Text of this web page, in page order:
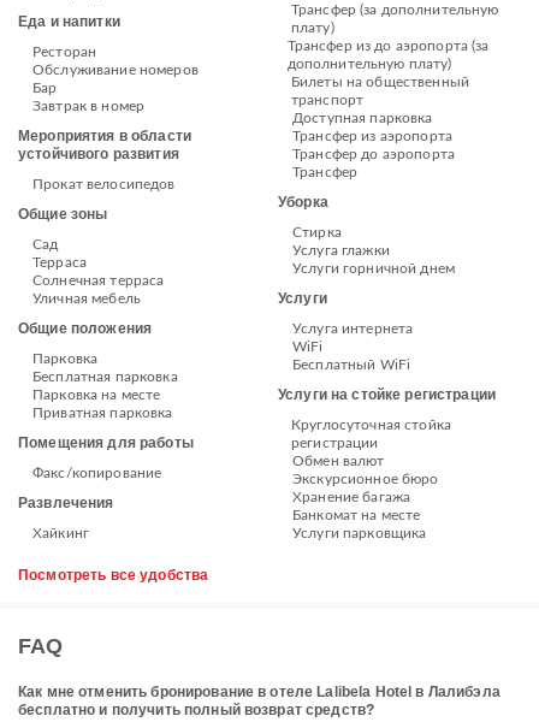
Еда и напитки
Ресторан
Обслуживание номеров
Бар
Завтрак в номер
Мероприятия в области
устойчивого развития
Прокат велосипедов
Общие зоны
Сад
Терраса
Солнечная терраса
Уличная мебель
Общие положения
Парковка
Бесплатная парковка
Парковка на месте
Приватная парковка
Помещения для работы
Факс/копирование
Развлечения
Хайкинг
Трансфер (за дополнительную
плату)
Трансфер из до аэропорта (за
дополнительную плату)
Билеты на общественный
транспорт
Доступная парковка
Трансфер из аэропорта
Трансфер до аэропорта
Трансфер
Уборка
Стирка
Услуга глажки
Услуги горничной днем
Услуги
Услуга интернета
WiFi
Бесплатный WiFi
Услуги на стойке регистрации
Круглосуточная стойка
регистрации
Обмен валют
Экскурсионное бюро
Хранение багажа
Банкомат на месте
Услуги парковщика
Посмотреть все удобства
FAQ
Как мне отменить бронирование в отеле Lalibela Hotel в Лалибэла
бесплатно и получить полный возврат средств?